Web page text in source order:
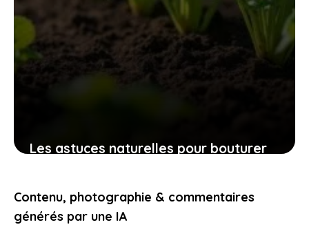
Les astuces naturelles pour bouturer
facilement chez soi des plants
robustes
Contenu, photographie & commentaires
générés par une IA